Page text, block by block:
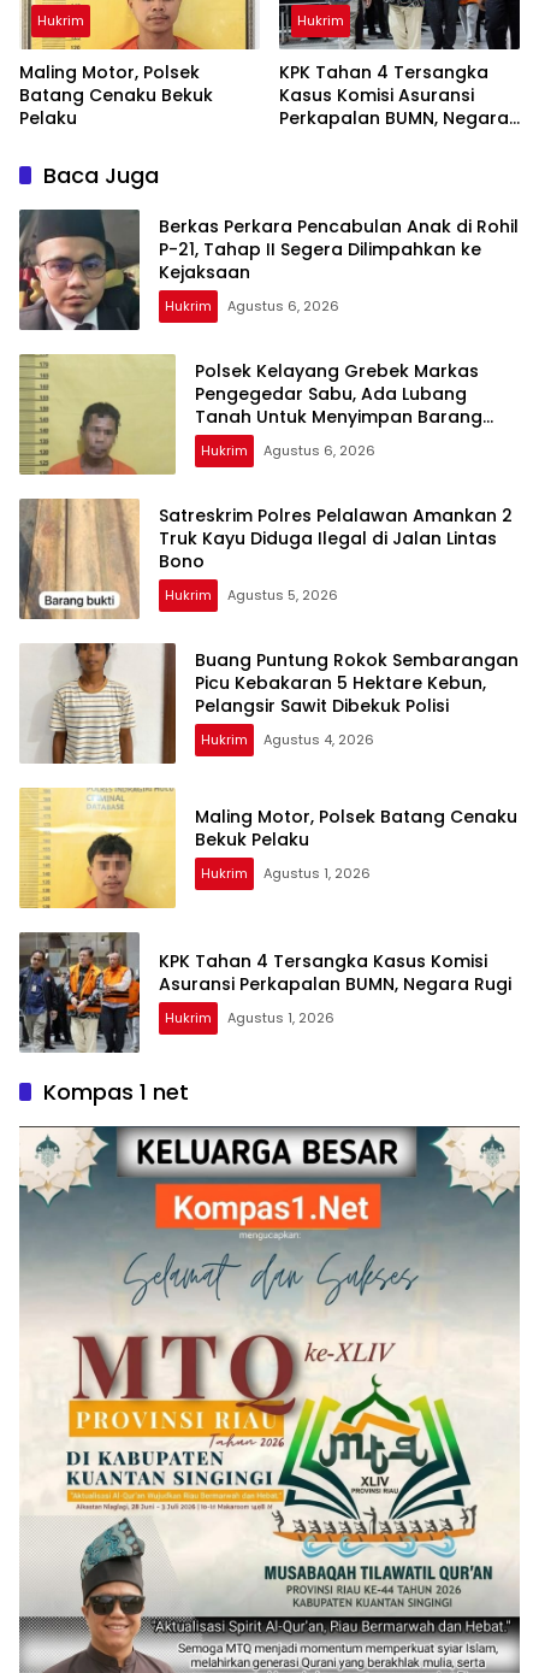
Hukrim
Maling Motor, Polsek
Batang Cenaku Bekuk
Hukrim
KPK Tahan 4 Tersangka
Kasus Komisi Asuransi
Perkapalan BUMN, Negara
Baca Juga
Berkas Perkara Pencabulan Anak di Rohil
P-21, Tahap II Segera Dilimpahkan ke
Kejaksaan
Hukrim Agustus 6, 2026
Polsek Kelayang Grebek Markas
Pengegedar Sabu, Ada Lubang
Tanah Untuk Menyimpan Barang
Bukti
Hukrim Agustus 6, 2026
Satreskrim Polres Pelalawan Amankan 2
Truk Kayu Diduga Ilegal di Jalan Lintas
Bono
Hukrim Agustus 5, 2026
Buang Puntung Rokok Sembarangan
Picu Kebakaran 5 Hektare Kebun,
Pelangsir Sawit Dibekuk Polisi
Hukrim Agustus 4, 2026
Maling Motor, Polsek Batang Cenaku
Hukrim Agustus 1, 2026
KPK Tahan 4 Tersangka Kasus Komisi
Asuransi Perkapalan BUMN, Negara Rugi
Hukrim Agustus 1, 2026
Kompas 1 net